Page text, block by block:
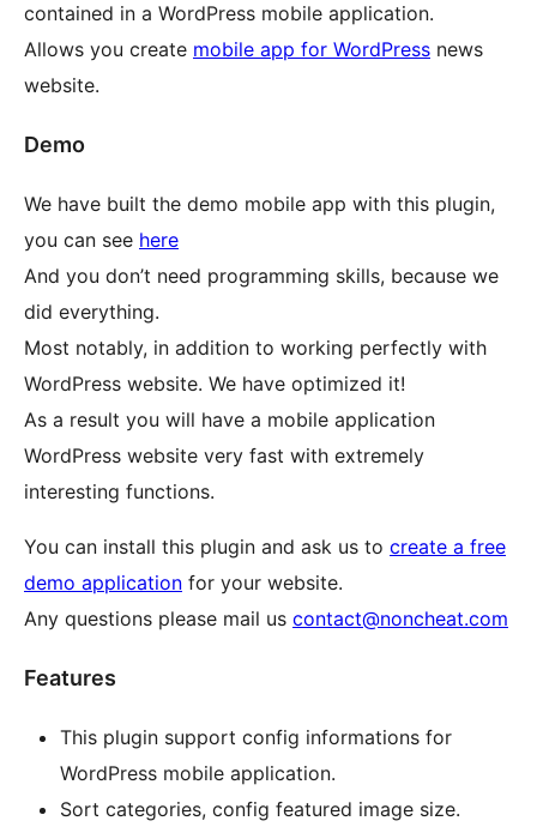
contained in a WordPress mobile application.
Allows you create mobile app for WordPress news
website.
Demo
We have built the demo mobile app with this plugin,
you can see here
And you don’t need programming skills, because we
did everything.
Most notably, in addition to working perfectly with
WordPress website. We have optimized it!
As a result you will have a mobile application
WordPress website very fast with extremely
interesting functions.
You can install this plugin and ask us to create a free
demo application for your website.
Any questions please mail us contact@noncheat.com
Features
This plugin support config informations for
WordPress mobile application.
Sort categories, config featured image size.